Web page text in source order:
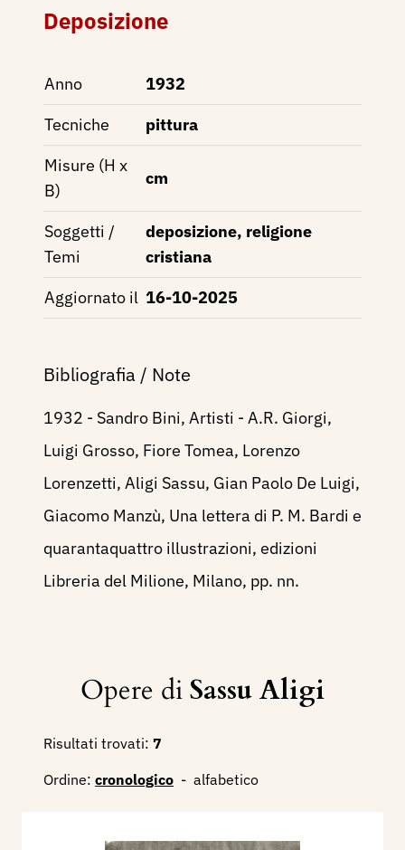
Deposizione
Anno
1932
Tecniche
pittura
Misure (H x
B)
cm
Soggetti /
Temi
deposizione, religione
cristiana
Aggiornato il 16-10-2025
Bibliografia / Note
1932 - Sandro Bini, Artisti - A.R. Giorgi,
Luigi Grosso, Fiore Tomea, Lorenzo
Lorenzetti, Aligi Sassu, Gian Paolo De Luigi,
Giacomo Manzù, Una lettera di P. M. Bardi e
quarantaquattro illustrazioni, edizioni
Libreria del Milione, Milano, pp. nn.
Opere diSassu Aligi
Risultati trovati: 7
Ordine: cronologico - alfabetico